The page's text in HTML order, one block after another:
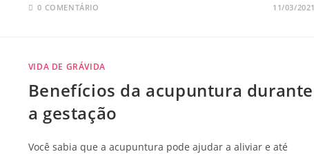
0 COMENTÁRIO 11/03/2021
VIDA DE GRÁVIDA
Benefícios da acupuntura durante
a gestação
Você sabia que a acupuntura pode ajudar a aliviar e até